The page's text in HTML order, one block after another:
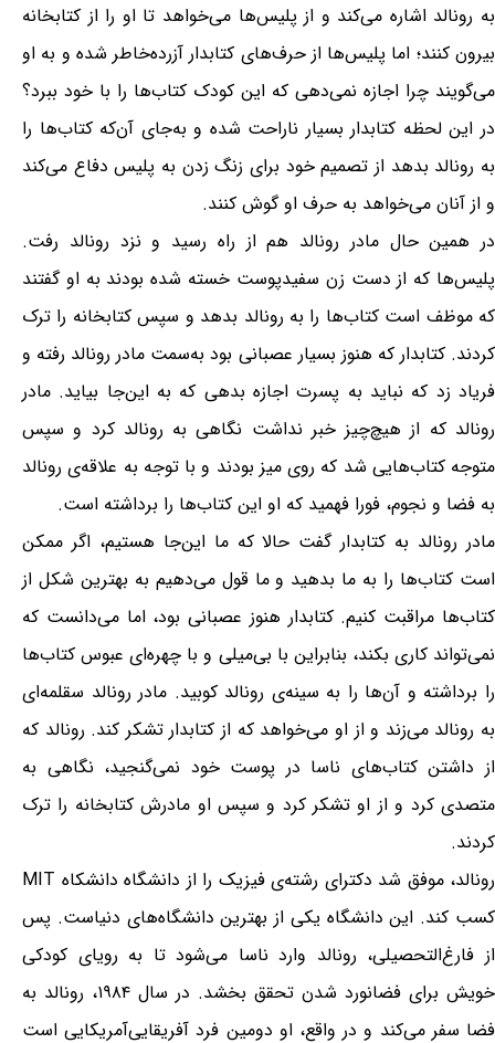
به رونالد اشاره می‌کند و از پلیس‌ها می‌خواهد تا او را از کتابخانه
بیرون کنند؛ اما پلیس‌ها از حرف‌های کتابدار آزرده‌خاطر شده و به او
می‌گویند چرا اجازه نمی‎‌دهی که این کودک کتاب‌ها را با خود ببرد؟
در این لحظه کتابدار بسیار ناراحت شده و به‌جای آن‌که کتاب‌ها را
به رونالد بدهد از تصمیم خود برای زنگ زدن به پلیس دفاع می‌کند
و از آنان می‌خواهد به حرف او گوش کنند.
در همین حال مادر رونالد هم از راه رسید و نزد رونالد رفت.
پلیس‌ها که از دست زن سفیدپوست خسته شده بودند به او گفتند
که موظف است کتاب‌ها را به رونالد بدهد و سپس کتابخانه را ترک
کردند. کتابدار که هنوز بسیار عصبانی بود به‌سمت مادر رونالد رفته و
فریاد زد که نباید به پسرت اجازه بدهی که به این‌جا بیاید. مادر
رونالد که از هیچ‌چیز خبر نداشت نگاهی به رونالد کرد و سپس
متوجه کتاب‌هایی شد که روی میز بودند و با ‌‌توجه به علاقه‌ی رونالد
به فضا و نجوم، فورا فهمید که او این کتاب‌ها را برداشته است.
مادر رونالد به کتابدار گفت حالا که ما این‌جا هستیم، اگر ممکن
است کتاب‌ها را به ما بدهید و ما قول می‌دهیم به بهترین شکل از
کتاب‌ها مراقبت کنیم. کتابدار هنوز عصبانی بود، اما می‌دانست که
نمی‌تواند کاری بکند، بنابراین با بی‌میلی و با چهره‌ای عبوس کتاب‌ها
را برداشته و آن‌ها را به سینه‌ی رونالد کوبید. مادر رونالد سقلمه‎‌ای
به رونالد می‌زند و از او می‌خواهد که از کتابدار تشکر کند. رونالد که
از داشتن کتاب‌های ناسا در پوست خود نمی‌گنجید، نگاهی به
متصدی کرد و از او تشکر کرد و سپس او مادرش کتابخانه را ترک
کردند.
رونالد، موفق شد دکترای رشته‌ی فیزیک را از دانشگاه دانشکاه MIT
کسب کند. این دانشگاه یکی از بهترین دانشگاه‌های دنیاست. پس
از فارغ‌التحصیلی، رونالد وارد ناسا می‌شود تا به رویای کودکی
خویش برای فضانورد شدن تحقق بخشد. در سال ۱۹۸۴، رونالد به
فضا سفر می‌کند و در واقع، او دومین فرد آفریقایی‌آمریکایی است